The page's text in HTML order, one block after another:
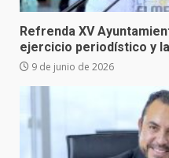
Refrenda XV
ejercicio periodístico y
9 de junio de 2026